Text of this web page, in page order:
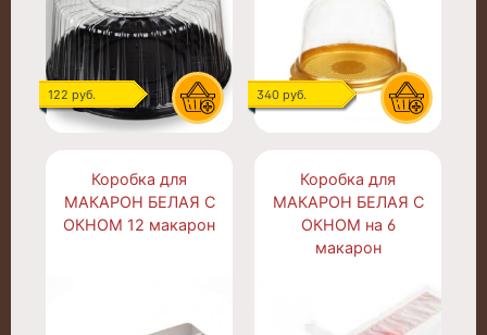
122 руб. 340 руб.
Коробка для
МАКАРОН БЕЛАЯ С
ОКНОМ 12 макарон
Коробка для
МАКАРОН БЕЛАЯ С
ОКНОМ на 6
макарон